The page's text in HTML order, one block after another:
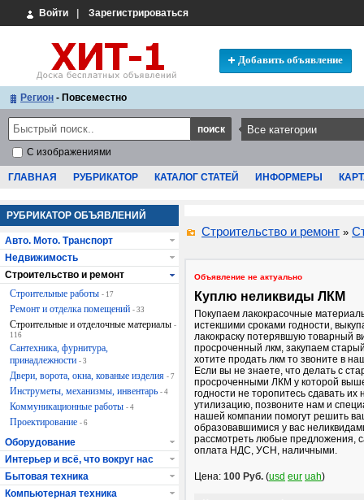
Войти Зарегистрироваться
Добавить объявление
Регион - Повсеместно
С изображениями
ГЛАВНАЯ РУБРИКАТОР КАТАЛОГ СТАТЕЙ ИНФОРМЕРЫ
Строительство и ремонт »
Объявление не актуально
Куплю неликвиды ЛКМ
Покупаем лакокрасочные
истекшими сроками годности,
лакокраску потерявшую товарный
просроченный лкм, закупаем
хотите продать лкм то звоните в
Если вы не знаете, что делать с
просроченными ЛКМ у которой
годности не торопитесь сдавать их
утилизацию, позвоните нам и
нашей компании помогут решить
образовавшимися у вас
рассмотреть любые предложения,
оплата НДС, УСН, наличными.
Цена: 100 Руб. (usd eur uah)
РУБРИКАТОР ОБЪЯВЛЕНИЙ
Авто. Мото. Транспорт
Недвижимость
Строительство и ремонт
Строительные работы - 17
Ремонт и отделка помещений - 33
Строительные и отделочные материалы -
116
Сантехника, фурнитура,
принадлежности - 3
Двери, ворота, окна, кованые изделия - 7
Инструметы, механизмы, инвентарь - 4
Коммуникационные работы - 4
Проектирование - 6
Оборудование
Интерьер и всё, что вокруг нас
Бытовая техника
Компьютерная техника